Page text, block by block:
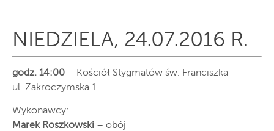
NIEDZIELA, 24.07.2016 R.
godz. 14:00 – Kościół Stygmatów św. Franciszka
ul. Zakroczymska 1
Wykonawcy:
Marek Roszkowski – obój